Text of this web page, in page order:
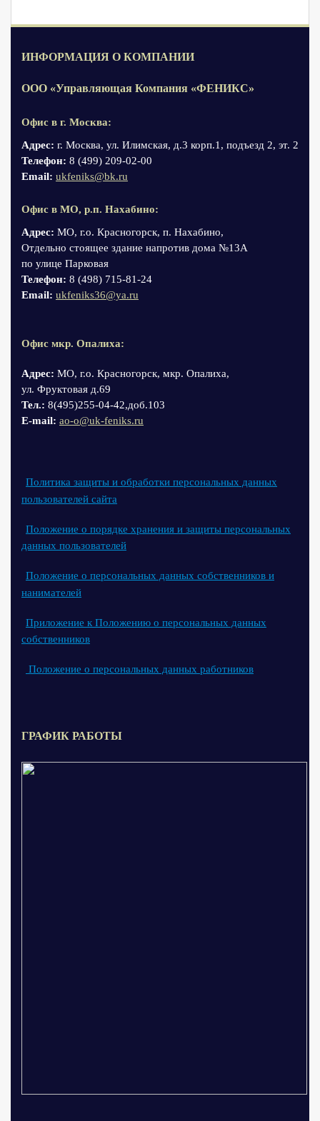
ИНФОРМАЦИЯ О КОМПАНИИ
ООО «Управляющая Компания «ФЕНИКС»
Офис в г. Москва:
Адрес: г. Москва, ул. Илимская, д.3 корп.1, подъезд 2, эт. 2
Телефон: 8 (499) 209-02-00
Email: ukfeniks@bk.ru
Офис в МО, р.п. Нахабино:
Адрес: МО, г.о. Красногорск, п. Нахабино,
Отдельно стоящее здание напротив дома №13А
по улице Парковая
Телефон: 8 (498) 715-81-24
Email: ukfeniks36@ya.ru
Офис мкр. Опалиха:
Адрес: МО, г.о. Красногорск, мкр. Опалиха,
ул. Фруктовая д.69
Тел.: 8(495)255-04-42,доб.103
Е-mail: ao-o@uk-feniks.ru
Политика защиты и обработки персональных данных
пользователей сайта
Положение о порядке хранения и защиты персональных
данных пользователей
Положение о персональных данных собственников и
нанимателей
Приложение к Положению о персональных данных
собственников
Положение о персональных данных работников
ГРАФИК РАБОТЫ